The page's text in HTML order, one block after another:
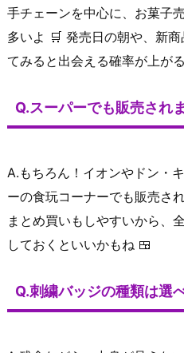
手チェーンを中心に、お菓子
多いよ 🛒 発売日の朝や、新
てみると出会える確率が上が
Q.スーパーでも販売され
A.もちろん！イオンやドン・
ーの食玩コーナーでも販売さ
まとめ買いもしやすいから、
しておくといいかもね 🍱
Q.刺繍バッジの種類は選